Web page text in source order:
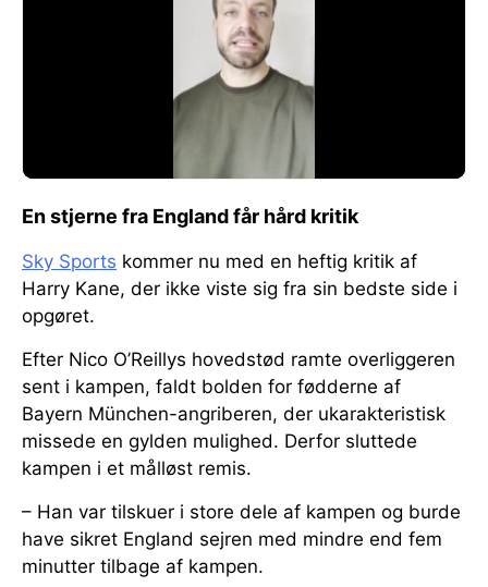
En stjerne fra England får hård kritik
Sky Sports kommer nu med en heftig kritik af
Harry Kane, der ikke viste sig fra sin bedste side i
opgøret.
Efter Nico O’Reillys hovedstød ramte overliggeren
sent i kampen, faldt bolden for fødderne af
Bayern München-angriberen, der ukarakteristisk
missede en gylden mulighed. Derfor sluttede
kampen i et målløst remis.
– Han var tilskuer i store dele af kampen og burde
have sikret England sejren med mindre end fem
minutter tilbage af kampen.